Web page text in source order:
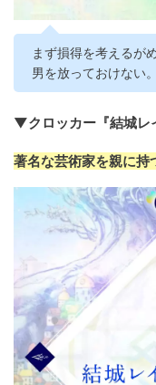
まず損得を考えるが
男を放っておけない。
▼クロッカー『結城レ
著名な芸術家を親に持